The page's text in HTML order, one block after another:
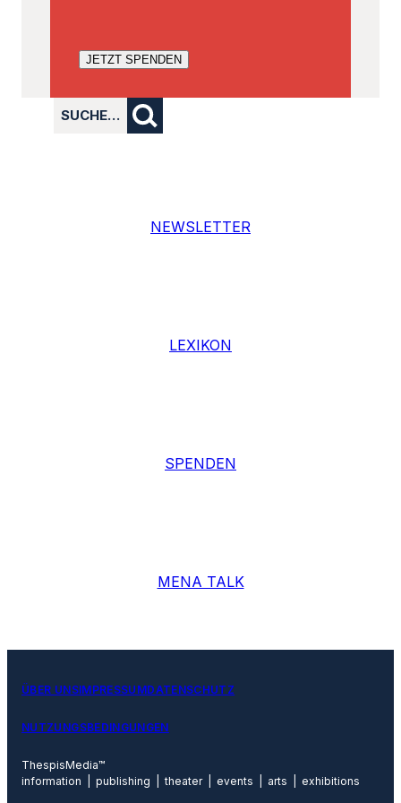
JETZT SPENDEN
SUCHE…
NEWSLETTER
LEXIKON
SPENDEN
MENA TALK
ÜBER UNSIMPRESSUMDATENSCHUTZ
NUTZUNGSBEDINGUNGEN
ThespisMedia™
information | publishing | theater | events | arts | exhibitions